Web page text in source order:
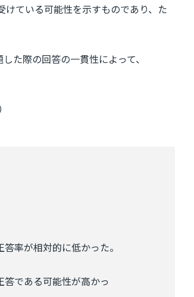
ている可能性を示すものであり、た
た際の回答の一貫性によって、
率が相対的に低かった。
である可能性が高かっ